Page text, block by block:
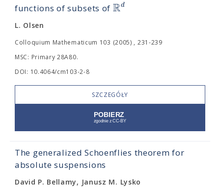
functions of subsets of Rd
L. Olsen
Colloquium Mathematicum 103 (2005) , 231-239
MSC: Primary 28A80.
DOI: 10.4064/cm103-2-8
SZCZEGÓŁY
The generalized Schoenflies theorem for
absolute suspensions
David P. Bellamy, Janusz M. Lysko